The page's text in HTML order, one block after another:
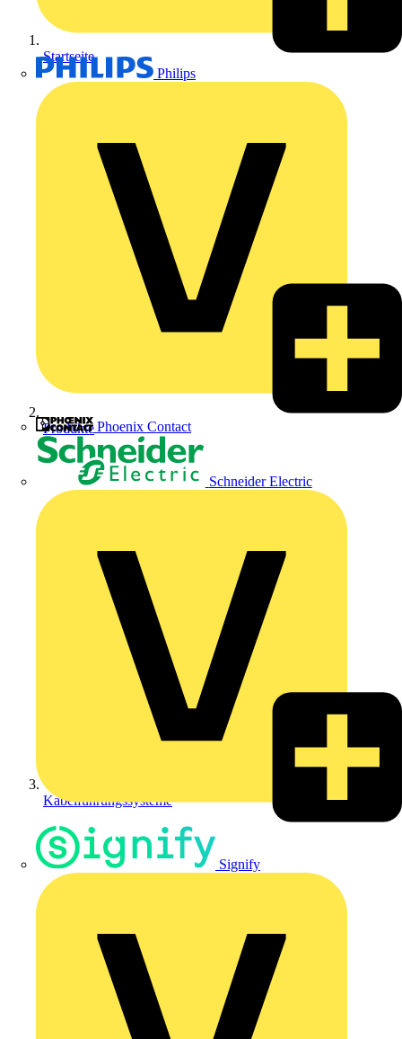
Philips
Phoenix Contact
Schneider Electric
Signify
Startseite
Produkte
Kabelführungssysteme